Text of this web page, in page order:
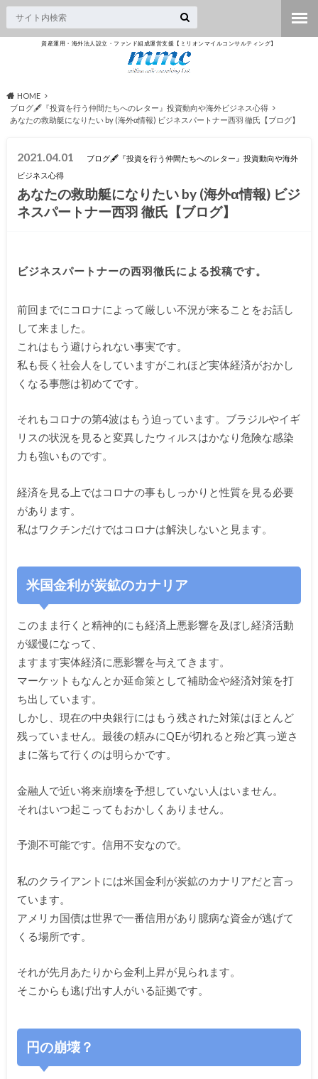
資産運用・海外法人設立・ファンド組成運営支援【ミリオンマイルコンサルティング】
HOME
ブログ🖋『投資を行う仲間たちへのレター』投資動向や海外ビジネス心得
あなたの救助艇になりたい by (海外α情報) ビジネスパートナー西羽 徹氏【ブログ】
2021.04.01
ブログ🖋『投資を行う仲間たちへのレター』投資動向や海外
ビジネス心得
あなたの救助艇になりたい by (海外α情報) ビジ
ネスパートナー西羽 徹氏【ブログ】
ビジネスパートナーの西羽徹氏による投稿です。
前回までにコロナによって厳しい不況が来ることをお話し
して来ま した。
これはもう避けられない事実です。
私も長く社会人をしていますがこれほど実体経済がおかし
くなる事態は初めてです。
それもコロナの第4波はもう迫っています。ブラジルやイギ
リスの状況を見ると変異したウィルスはかなり危険な感染
力も強いものです。
経済を見る上ではコロナの事もしっかりと性質を見る必要
があります。
私はワクチンだけではコロナは解決しないと見ます。
米国金利が炭鉱のカナリア
このまま行くと精神的にも経済上悪影響を及ぼし経済活動
が緩慢になって、
ますます実体経済に悪影響を与えてきます。
マーケットもなんとか延命策として補助金や経済対策を打
ち出しています。
しかし、 現在の中央銀行にはもう残された対策はほとんど
残っていません。 最後の頼みにQEが切れると殆ど真っ逆さ
まに落ちて行くのは明らかです。
金融人で近い将来崩壊を予想していない人はいません。
それはいつ起こってもおかしくありません。
予測不可能です。信用不安なので。
私のクライアントには米国金利が炭鉱のカナリアだと言っ
ています。
アメリカ国債は世界で一番信用があり臆病な資金が逃げて
くる場所です。
それが先月あたりから金利上昇が見られます。
そこからも逃げ出す人がいる証拠です。
円の崩壊？